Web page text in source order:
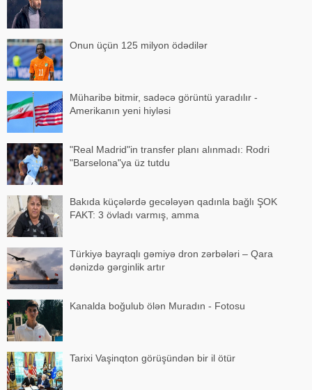
Onun üçün 125 milyon ödədilər
Müharibə bitmir, sadəcə görüntü yaradılır -
Amerikanın yeni hiyləsi
"Real Madrid"in transfer planı alınmadı: Rodri
"Barselona"ya üz tutdu
Bakıda küçələrdə gecələyən qadınla bağlı ŞOK
FAKT: 3 övladı varmış, amma
Türkiyə bayraqlı gəmiyə dron zərbələri – Qara
dənizdə gərginlik artır
Kanalda boğulub ölən Muradın - Fotosu
Tarixi Vaşinqton görüşündən bir il ötür